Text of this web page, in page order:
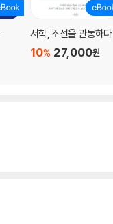
서학, 조선을 관통하다
27,000원
10%